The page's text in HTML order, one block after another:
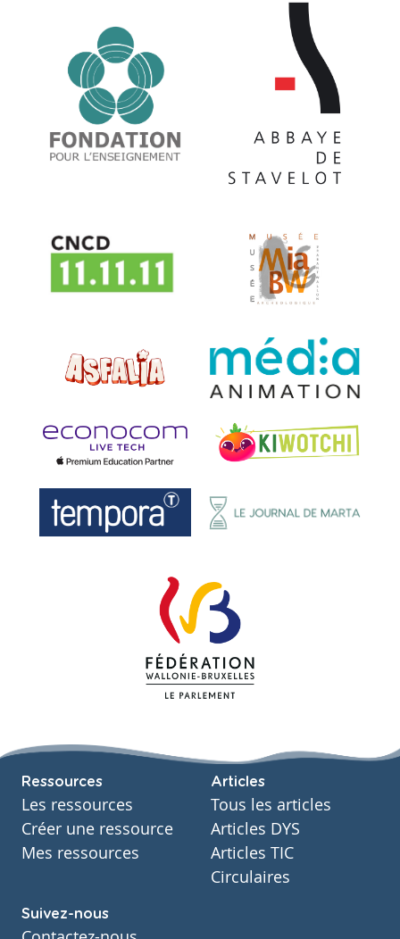
Ressources
Les ressources
Créer une ressource
Mes ressources
Articles
Tous les articles
Articles DYS
Articles TIC
Circulaires
Suivez-nous